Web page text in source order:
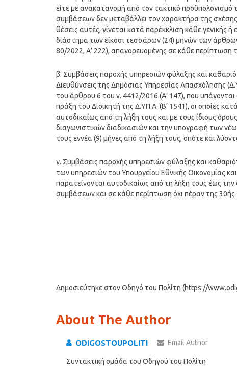
είτε με ανακατανομή από τον τακτικό
συμβάσεων δεν μεταβάλλει τον χαρακτήρα της
θέσεις αυτές, γίνεται κατά παρέκκλιση κάθε γενικής
διάστημα των είκοσι τεσσάρων (24) μηνών των
80/2022, Α’ 222), απαγορευομένης σε κάθε περίπτωση
β. Συμβάσεις παροχής υπηρεσιών φύλαξης και
Διευθύνσεις της Δημόσιας Υπηρεσίας Απασχόλησης
του άρθρου 6 του ν. 4412/2016 (Α’ 147), που
πράξη του Διοικητή της Δ.ΥΠ.Α. (B’ 1541), οι οποίες
αυτοδικαίως από τη λήξη τους και με τους ίδιους
διαγωνιστικών διαδικασιών και την υπογραφή των
τους εννέα (9) μήνες από τη λήξη τους, οπότε και
γ. Συμβάσεις παροχής υπηρεσιών φύλαξης και
των υπηρεσιών του Υπουργείου Εθνικής Οικονομίας
παρατείνονται αυτοδικαίως από τη λήξη τους έως
συμβάσεων και σε κάθε περίπτωση όχι πέραν της 30ής
Δημοσιεύτηκε στον Οδηγό του Πολίτη (https://
About The Author
ODIGOSTOUPOLITI Email Author
Συντακτική ομάδα του Οδηγού του Πολίτη